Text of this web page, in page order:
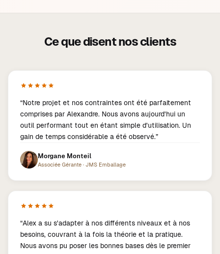
Ce que disent nos clients
“Notre projet et nos contraintes ont été parfaitement
comprises par Alexandre. Nous avons aujourd'hui un
outil performant tout en étant simple d'utilisation. Un
gain de temps considérable a été observé.”
Morgane Monteil
Associée Gérante · JMS Emballage
“Alex a su s'adapter à nos différents niveaux et à nos
besoins, couvrant à la fois la théorie et la pratique.
Nous avons pu poser les bonnes bases dès le premier